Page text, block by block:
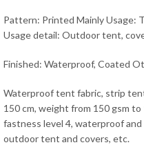
Pattern: Printed Mainly Usage:
Usage detail: Outdoor tent,
Finished: Waterproof, Coated
Waterproof tent fabric, strip
150 cm, weight from 150 gsm
fastness level 4, waterproof
outdoor tent and covers, etc.